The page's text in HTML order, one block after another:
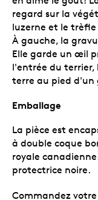
regard sur la
luzerne et le
À gauche, la
Elle garde un œil
l'entrée du terrier,
terre au pied d'un
Emballage
La pièce est
à double coque
royale
protectrice noire.
Commandez